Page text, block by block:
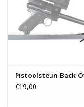
Pistoolsteun Back
€19,00